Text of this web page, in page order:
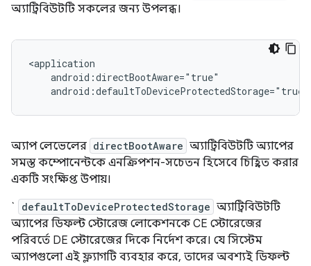
অ্যাট্রিবিউটটি সকলের জন্য উপলব্ধ।
<application
    android:directBootAware="true"
অ্যাপ লেভেলের directBootAware অ্যাট্রিবিউটটি অ্যাপের
সমস্ত কম্পোনেন্টকে এনক্রিপশন-সচেতন হিসেবে চিহ্নিত করার
একটি সংক্ষিপ্ত উপায়।
`
defaultToDeviceProtectedStorage অ্যাট্রিবিউটটি
অ্যাপের ডিফল্ট স্টোরেজ লোকেশনকে CE স্টোরেজের
পরিবর্তে DE স্টোরেজের দিকে নির্দেশ করে। যে সিস্টেম
অ্যাপগুলো এই ফ্ল্যাগটি ব্যবহার করে, তাদের অবশ্যই ডিফল্ট